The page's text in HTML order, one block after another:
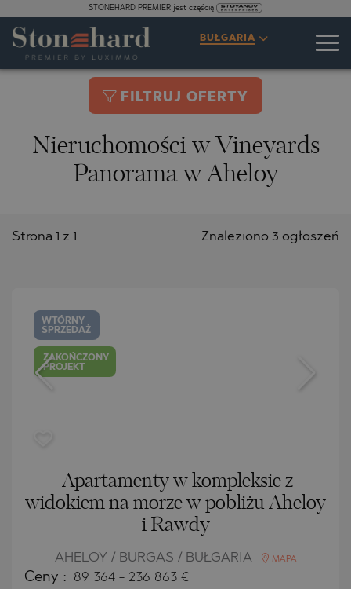
STONEHARD PREMIER jest częścią
BUŁGARIA
FILTRUJ OFERTY
Nieruchomości w Vineyards
Panorama w Aheloy
Znaleziono 3 ogłoszeń
Strona 1 z 1
WTÓRNY
SPRZEDAŻ
ZAKOŃCZONY
PROJEKT
Apartamenty w kompleksie z
widokiem na morze w pobliżu Aheloy
i Rawdy
AHELOY / BURGAS / BUŁGARIA MAPA
Ceny : 89 364 - 236 863 €